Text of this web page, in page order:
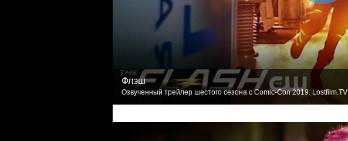
Флэш
Озвученный трейлер шестого сезона с Comic-Con 2019. Lostfilm.TV